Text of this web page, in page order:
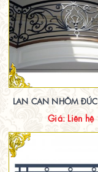
LAN CAN NHÔM
Giá: Liên hệ